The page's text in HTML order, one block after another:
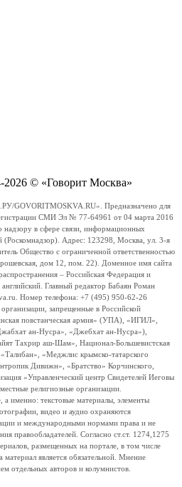
© «Говорит Москва»
GOVORITMOSKVA.RU». Предназначено для
СМИ Эл № 77-64961 от 04 марта 2016
в сфере связи, информационных
(Роскомнадзор). Адрес: 123298, Москва, ул. 3-я
Общество с ограниченной ответственностью
дом 12, пом. 22). Доменное имя сайта
– Российская Федерация и
Главный редактор Бабаян Роман
Номер телефона: +7 (495) 950-62-26
запрещенные в Российской
повстанческая армия» (УПА), «ИГИЛ»,
ан-Нусра», «Джебхат ан-Нусра»),
Тахрир аш-Шам», Национал-Большевистская
«Меджлис крымско-татарского
Дивижн», «Братство» Корчинского,
«Управленческий центр Свидетелей Иеговы
религиозные организации.
именно: текстовые материалы, элементы
видео и аудио охраняются
и международными нормами права и не
правообладателей. Согласно ст.ст. 1274,1275
размещенных на портале, в том числе
материал является обязательной. Мнение
отдельных авторов и колумнистов.